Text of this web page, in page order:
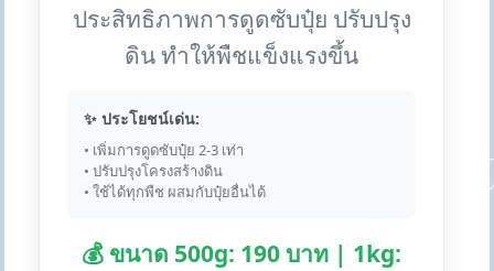
ประสิทธิภาพการดูดซับปุ๋ย ปรับปรุง
ดิน ทำให้พืชแข็งแรงขึ้น
✨ ประโยชน์เด่น:
• เพิ่มการดูดซับปุ๋ย 2-3 เท่า
• ปรับปรุงโครงสร้างดิน
• ใช้ได้ทุกพืช ผสมกับปุ๋ยอื่นได้
💰 ขนาด 500g: 190 บาท | 1kg: